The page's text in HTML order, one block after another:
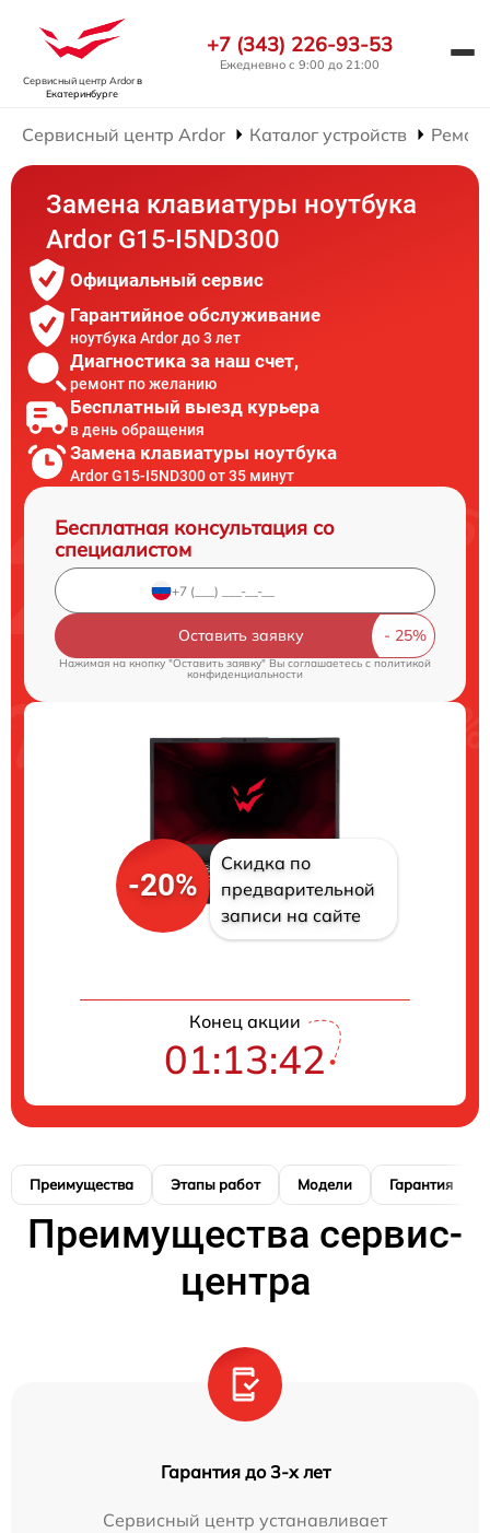
Сервисный центр Ardorв
Екатеринбурге
+7 (343) 226-93-53
Ежедневно с 9:00 до 21:00
Сервисный центр Ardor Каталог устройств
Замена клавиатуры ноутбука
Ardor G15-I5ND300
Официальный сервис
Гарантийное обслуживание
ноутбука Ardor до 3 лет
Диагностика за наш счет,
ремонт по желанию
Бесплатный выезд курьера
в день обращения
Замена клавиатуры ноутбука
Ardor G15-I5ND300 от 35 минут
Бесплатная консультация со
специалистом
Оставить заявку
Нажимая на кнопку "Оставить заявку" Вы соглашаетесь cполитикой
конфиденциальности
-20%
Скидка по
предварительной
записи на сайте
Конец акции
01:13:41
Преимущества Этапы работ Модели Гарантия
Преимущества сервис-
центра
Гарантия до 3-х лет
Сервисный центр устанавливает